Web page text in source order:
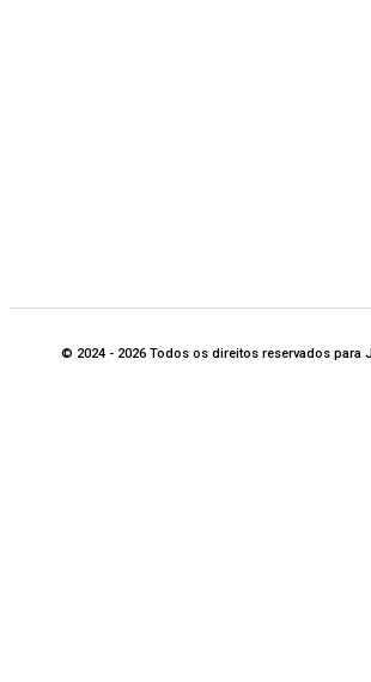
© 2024 - 2026 Todos os direitos reservados para